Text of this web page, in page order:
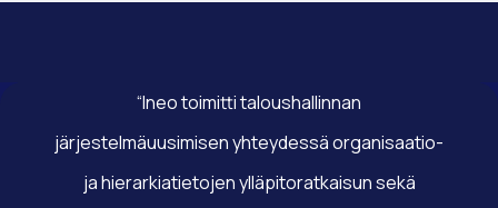
“Ineo toimitti taloushallinnan
järjestelmäuusimisen yhteydessä organisaatio-
ja hierarkiatietojen ylläpitoratkaisun sekä